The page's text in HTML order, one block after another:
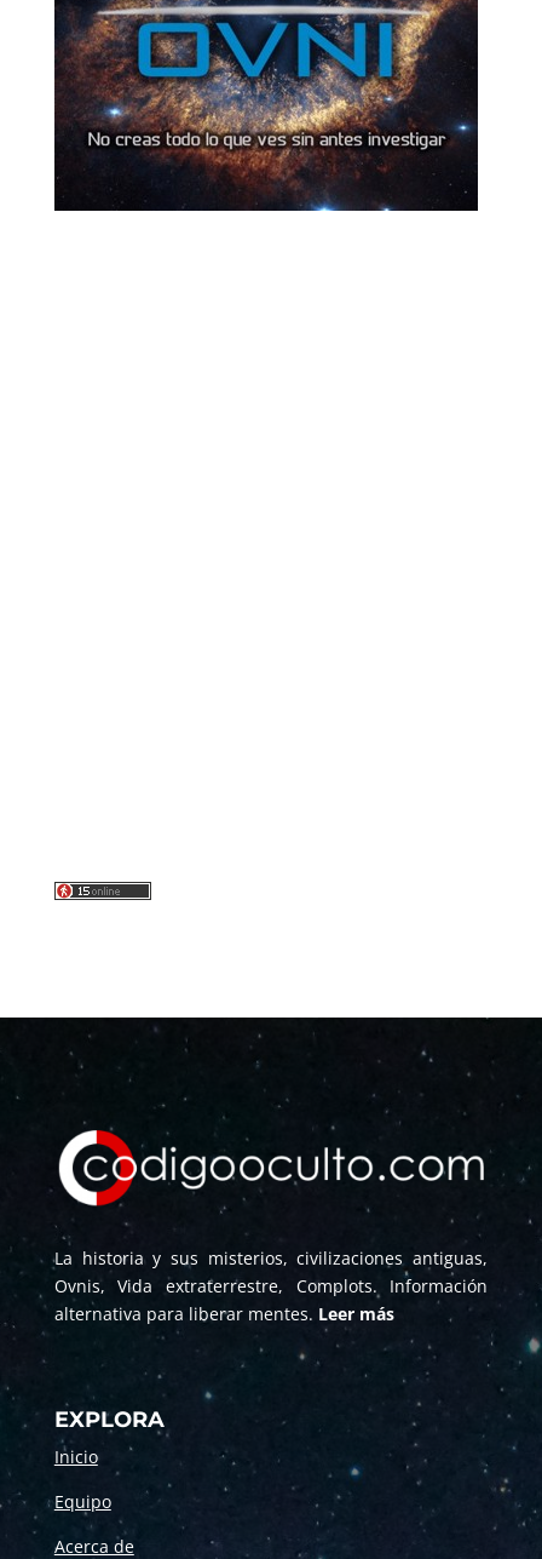
La historia y sus misterios, civilizaciones antiguas,
Ovnis, Vida extraterrestre, Complots. Información
alternativa para liberar mentes. Leer más
EXPLORA
Inicio
Equipo
Acerca de